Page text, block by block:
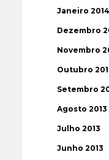
Janeiro 2014
Dezembro
Novembro
Outubro
Setembro
Agosto 2013
Julho 2013
Junho 2013